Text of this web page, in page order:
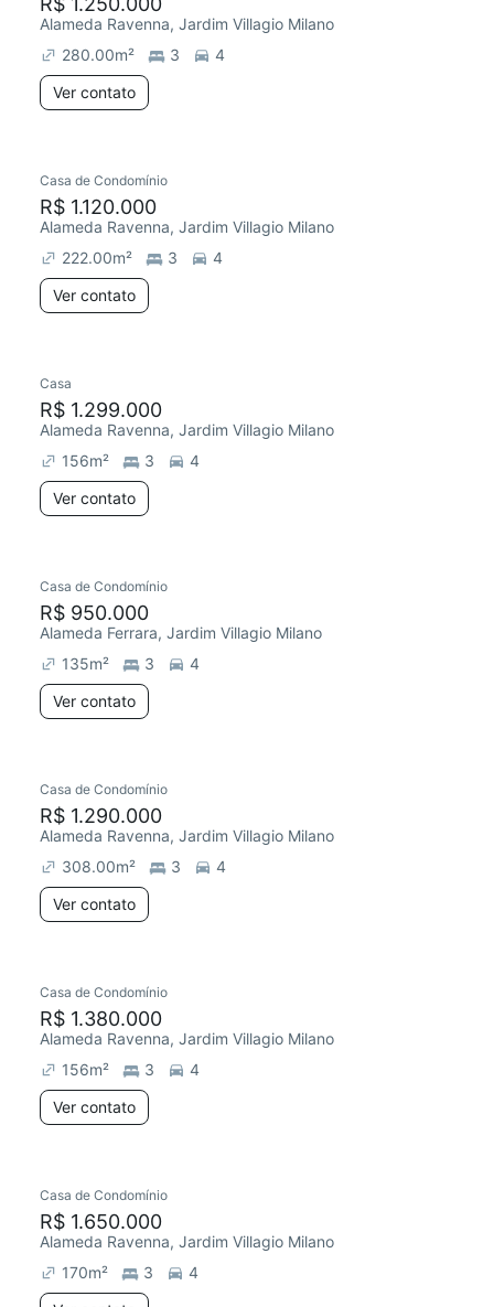
Alameda Ravenna, Jardim Villagio Milano
280.00m² 3
4
Ver contato
Casa de Condomínio
R$ 1.120.000
Alameda Ravenna, Jardim Villagio Milano
222.00m² 3
4
Ver contato
Casa
R$ 1.299.000
Alameda Ravenna, Jardim Villagio Milano
156m² 3
4
Ver contato
Casa de Condomínio
R$ 950.000
Alameda Ferrara, Jardim Villagio Milano
135m² 3
4
Ver contato
Casa de Condomínio
R$ 1.290.000
Alameda Ravenna, Jardim Villagio Milano
308.00m² 3
4
Ver contato
Casa de Condomínio
R$ 1.380.000
Alameda Ravenna, Jardim Villagio Milano
156m² 3
4
Ver contato
Casa de Condomínio
R$ 1.650.000
Alameda Ravenna, Jardim Villagio Milano
170m² 3
4